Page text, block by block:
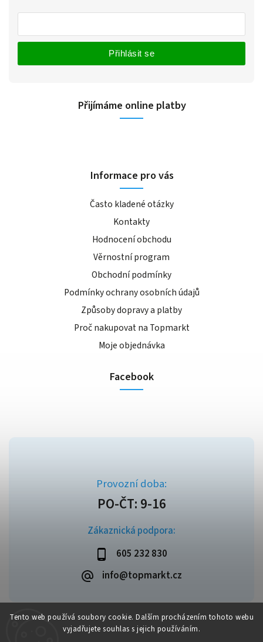
Tento web používá soubory cookie. Dalším procházením tohoto webu
vyjadřujete souhlas s jejich používáním.
Zákaznická podpora:
605 232 830
info@topmarkt.cz
Přihlásit se
Přijímáme online platby
Informace pro vás
Často kladené otázky
Kontakty
Hodnocení obchodu
Věrnostní program
Obchodní podmínky
Podmínky ochrany osobních údajů
Způsoby dopravy a platby
Proč nakupovat na Topmarkt
Moje objednávka
Facebook
Copyright 2026 Topmarkt.cz. Všechna práva vyhrazena.